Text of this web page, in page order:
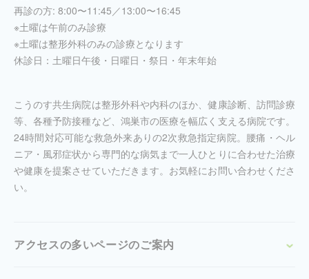
再診の方: 8:00〜11:45／13:00〜16:45
※土曜は午前のみ診療
※土曜は整形外科のみの診療となります
休診日：土曜日午後・日曜日・祭日・年末年始
こうのす共生病院は整形外科や内科のほか、健康診断、訪問診療
等、各種予防接種など、鴻巣市の医療を幅広く支える病院です。
24時間対応可能な救急外来ありの2次救急指定病院。腰痛・ヘル
ニア・風邪症状から専門的な病気まで一人ひとりに合わせた治療
や健康を提案させていただきます。お気軽にお問い合わせくださ
い。
アクセスの多いページのご案内